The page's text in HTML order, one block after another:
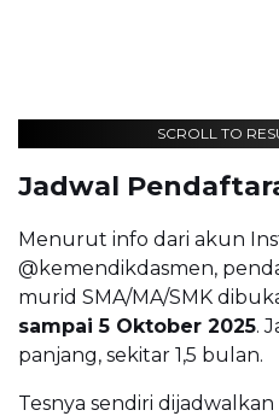
SCROLL TO
Jadwal
Menurut info dari akun
@kemendikdasmen,
murid SMA/MA/SMK
sampai 5 Oktober 2025.
panjang, sekitar 1,5 bulan.
Tesnya sendiri dijadwalkan